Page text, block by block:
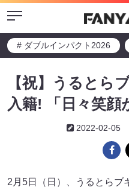
Menu
# ダブルインパクト2026
【祝】うるとら
入籍! 「日々笑顔
2022-02-05
2月5日（日）、うるとらブ